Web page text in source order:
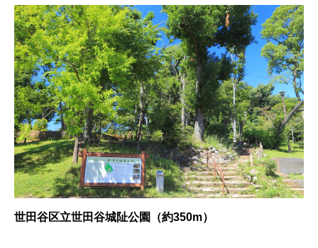
世田谷区立世田谷城阯公園（約350m）